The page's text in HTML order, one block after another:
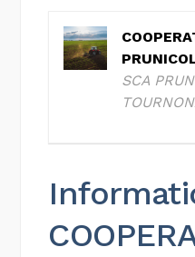
SCA